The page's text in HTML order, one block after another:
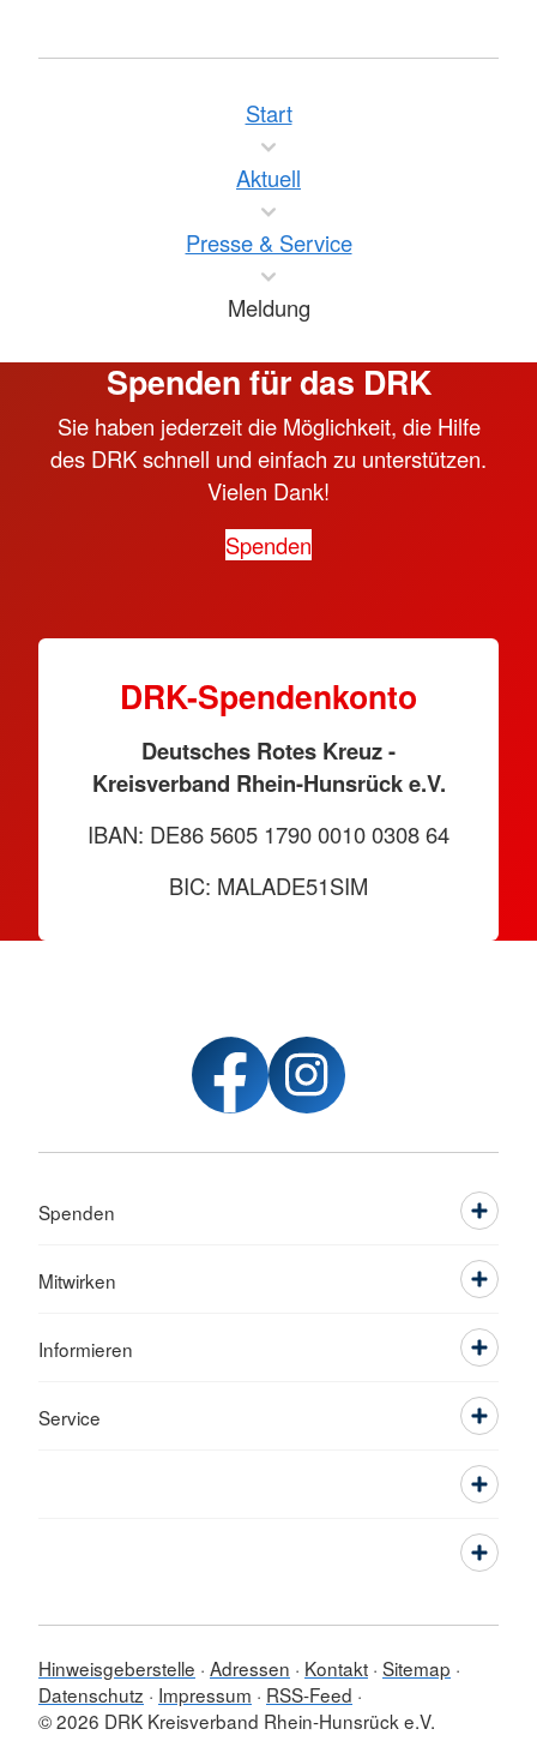
Start
Aktuell
Presse & Service
Meldung
Spenden für das DRK
Sie haben jederzeit die Möglichkeit, die Hilfe
des DRK schnell und einfach zu unterstützen.
Vielen Dank!
Spenden
DRK-Spendenkonto
Deutsches Rotes Kreuz -
Kreisverband Rhein-Hunsrück e.V.
IBAN: DE86 5605 1790 0010 0308 64
BIC: MALADE51SIM
Spenden
Mitwirken
Informieren
Service
Hinweisgeberstelle Adressen Kontakt Sitemap
Datenschutz
Impressum
RSS-Feed
© 2026 DRK Kreisverband Rhein-Hunsrück e.V.